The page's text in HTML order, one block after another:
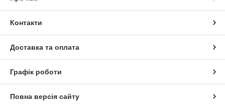
Контакти
Доставка та оплата
Графік роботи
Повна версія сайту